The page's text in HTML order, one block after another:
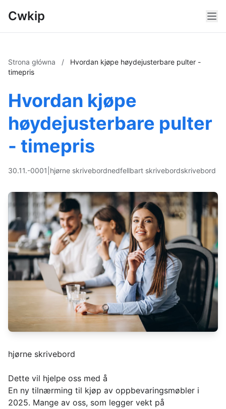
Cwkip
Strona główna /
Hvordan kjøpe høydejusterbare pulter -
timepris
Hvordan kjøpe
høydejusterbare pulter
- timepris
30.11.-0001 hjørne skrivebordnedfellbart skrivebordskrivebord
hjørne skrivebord
Dette vil hjelpe oss med å
En ny tilnærming til kjøp av oppbevaringsmøbler i
2025. Mange av oss, som legger vekt på